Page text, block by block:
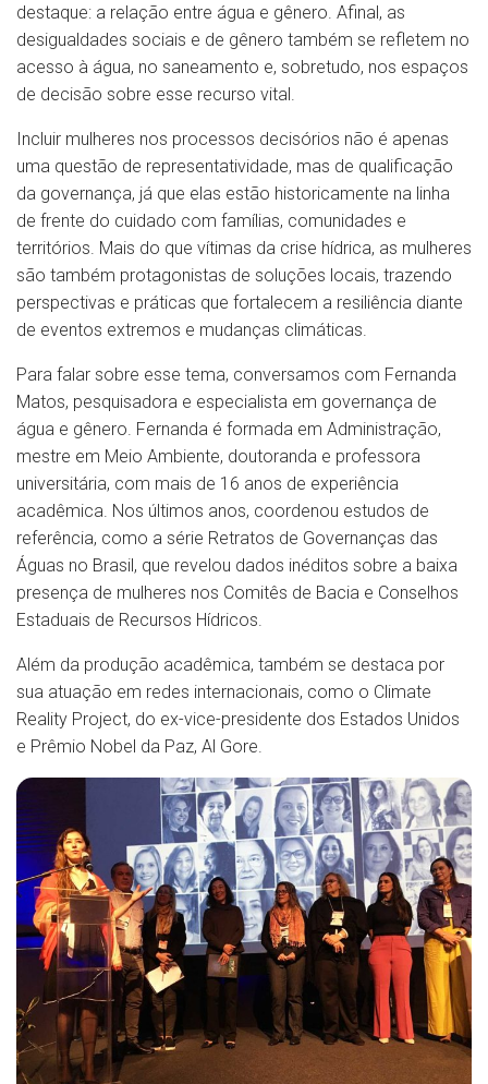
destaque: a relação entre água e gênero. Afinal, as
desigualdades sociais e de gênero também se refletem no
acesso à água, no saneamento e, sobretudo, nos espaços
de decisão sobre esse recurso vital.
Incluir mulheres nos processos decisórios não é apenas
uma questão de representatividade, mas de qualificação
da governança, já que elas estão historicamente na linha
de frente do cuidado com famílias, comunidades e
territórios. Mais do que vítimas da crise hídrica, as mulheres
são também protagonistas de soluções locais, trazendo
perspectivas e práticas que fortalecem a resiliência diante
de eventos extremos e mudanças climáticas.
Para falar sobre esse tema, conversamos com Fernanda
Matos, pesquisadora e especialista em governança de
água e gênero. Fernanda é formada em Administração,
mestre em Meio Ambiente, doutoranda e professora
universitária, com mais de 16 anos de experiência
acadêmica. Nos últimos anos, coordenou estudos de
referência, como a série Retratos de Governanças das
Águas no Brasil, que revelou dados inéditos sobre a baixa
presença de mulheres nos Comitês de Bacia e Conselhos
Estaduais de Recursos Hídricos.
Além da produção acadêmica, também se destaca por
sua atuação em redes internacionais, como o Climate
Reality Project, do ex-vice-presidente dos Estados Unidos
e Prêmio Nobel da Paz, Al Gore.